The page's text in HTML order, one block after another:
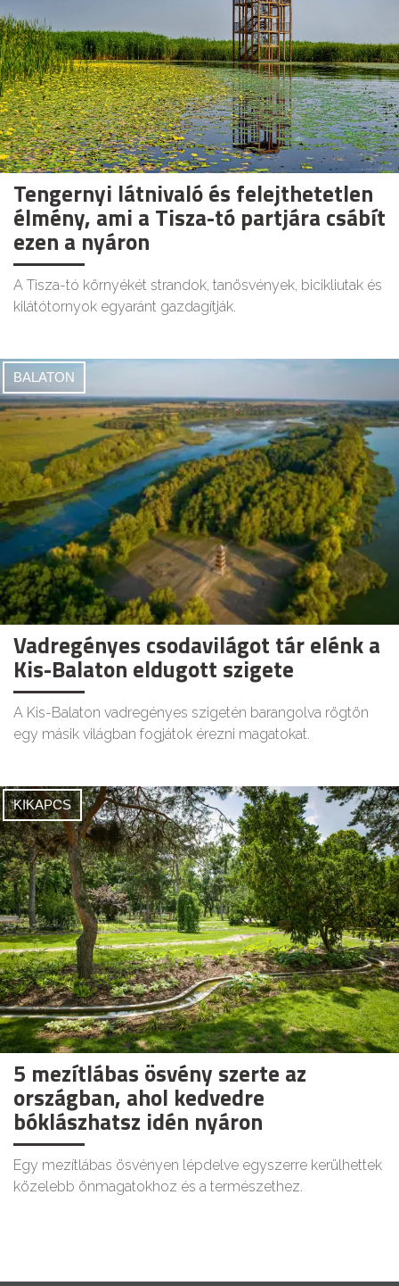
Tengernyi látnivaló és felejthetetlen
élmény, ami a Tisza-tó partjára csábít
ezen a nyáron
A Tisza-tó környékét strandok, tanösvények, bicikliutak és
kilátótornyok egyaránt gazdagítják.
BALATON
Vadregényes csodavilágot tár elénk a
Kis-Balaton eldugott szigete
A Kis-Balaton vadregényes szigetén barangolva rögtön
egy másik világban fogjátok érezni magatokat.
KIKAPCS
5 mezítlábas ösvény szerte az
országban, ahol kedvedre
bóklászhatsz idén nyáron
Egy mezítlábas ösvényen lépdelve egyszerre kerülhettek
közelebb önmagatokhoz és a természethez.